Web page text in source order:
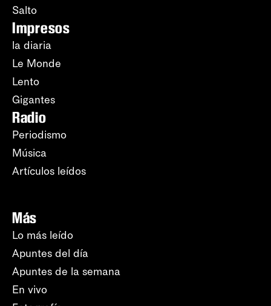
Salto
Impresos
la diaria
Le Monde
Lento
Gigantes
Radio
Periodismo
Música
Artículos leídos
Más
Lo más leído
Apuntes del día
Apuntes de la semana
En vivo